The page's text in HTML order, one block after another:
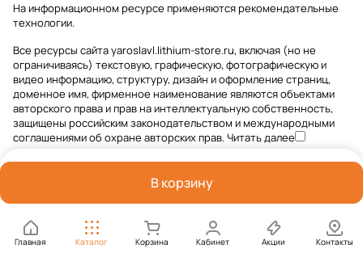
В корзину
Главная Каталог Корзина Кабинет Акции Контакты
На информационном ресурсе применяютсярекомендательные
технологии.
Все ресурсы сайта yaroslavl.lithium-store.ru, включая (но не
ограничиваясь) текстовую, графическую, фотографическую и
видео информацию, структуру, дизайн и оформление страниц,
доменное имя, фирменное наименование являются объектами
авторского права и прав на интеллектуальную собственность,
защищены российским законодательством и международными
соглашениями об охране авторских прав.Читать далее